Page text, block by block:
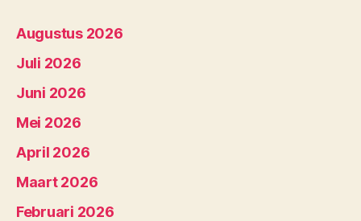
Augustus 2026
Juli 2026
Juni 2026
Mei 2026
April 2026
Maart 2026
Februari 2026